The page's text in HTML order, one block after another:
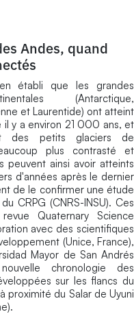
Andes, quand
établi que les grandes
(Antarctique,
et Laurentide) ont atteint
il y a environ 21 000 ans, et
des petits glaciers de
plus contrasté et
peuvent ainsi avoir atteints
d'années après le dernier
de le confirmer une étude
CRPG (CNRS-INSU). Ces
Quaternary Science
avec des scientifiques
(Unice, France),
Mayor de San Andrés
chronologie des
sur les flancs du
proximité du Salar de Uyuni